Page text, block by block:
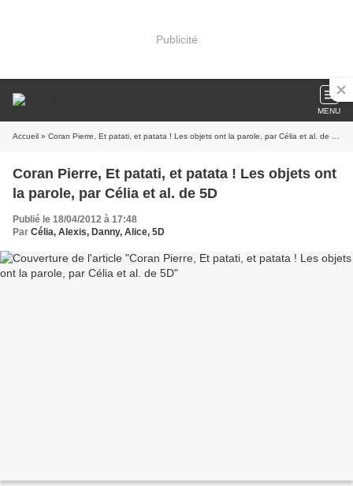
Publicité
MENU
Accueil » Coran Pierre, Et patati, et patata ! Les objets ont la parole, par Célia et al. de 5D
Coran Pierre, Et patati, et patata ! Les objets ont
la parole, par Célia et al. de 5D
Publié le 18/04/2012 à 17:48
Par Célia, Alexis, Danny, Alice, 5D